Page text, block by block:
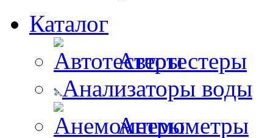
Каталог
Автотестеры
Анализаторы воды
Анемометры